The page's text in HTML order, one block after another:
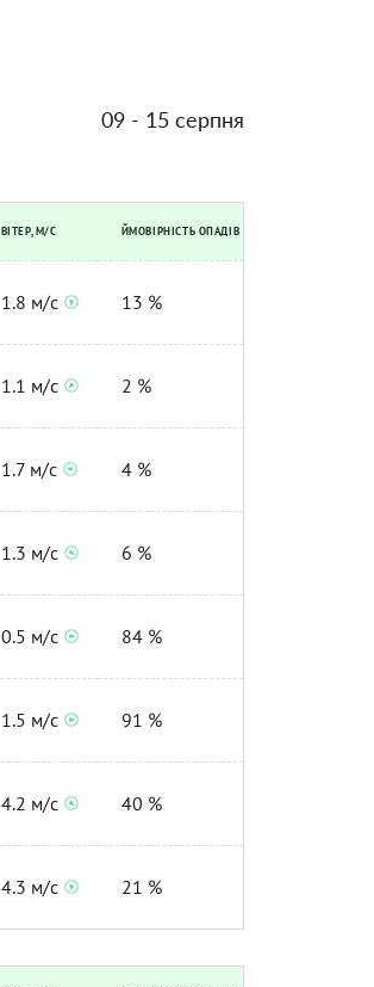
09 - 15 серпня
ВІТЕР, М/С ЙМОВІРНІСТЬ ОПАДІВ
1.8 м/с 13 %
1.1 м/с 2 %
1.7 м/с 4 %
1.3 м/с 6 %
0.5 м/с 84 %
1.5 м/с 91 %
4.2 м/с 40 %
4.3 м/с 21 %